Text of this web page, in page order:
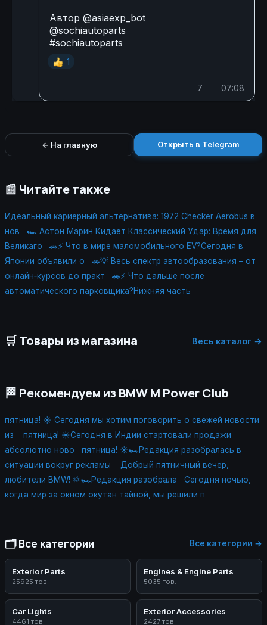
Автор @asiaexp_bot
@sochiautoparts
#sochiautoparts
1
7 07:08
← На главную Открыть в Telegram
📰 Читайте также
Идеальный кариерный альтернатива: 1972 Checker Aerobus в
нов
🏎️ Астон Марин Кидает Классический Удар: Время для
Великаго
🚗⚡ Что в мире маломобильного EV?Сегодня в
Японии объявили о
🚗💡 Весь спектр автообразования – от
онлайн‑курсов до практ
🚗⚡ Что дальше после
автоматического парковщика?Нижняя часть
🛒 Товары из магазина Весь каталог →
🏁 Рекомендуем из BMW M Power Club
пятница! ☀️ Сегодня мы хотим поговорить о свежей новости
из
пятница! ☀️Сегодня в Индии стартовали продажи
абсолютно ново
пятница! ☀️🏎Редакция разобралась в
ситуации вокруг рекламы
Добрый пятничный вечер,
любители BMW! 🌞🏎Редакция разобрала
Сегодня ночью,
когда мир за окном окутан тайной, мы решили п
🗂️ Все категории Все категории →
Exterior Parts
25925 тов.
Engines & Engine Parts
5035 тов.
Car Lights
4461 тов.
Exterior Accessories
2427 тов.